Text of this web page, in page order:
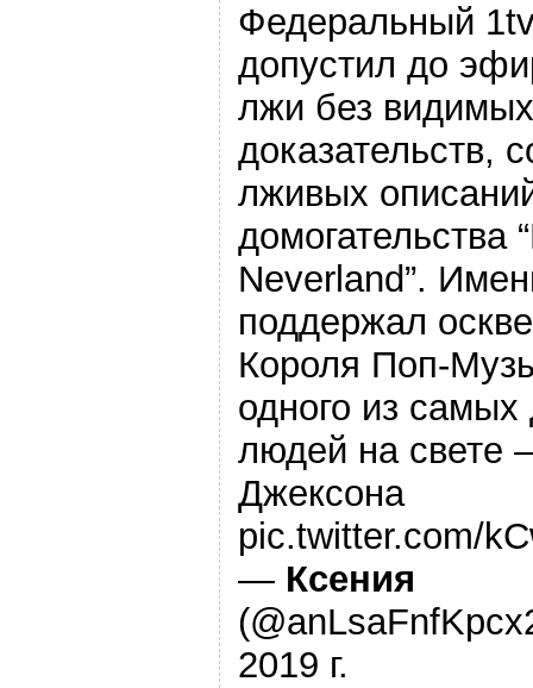
Федеральный
допустил до
лжи без видимых
доказательств,
лживых
домогательства
Neverland”.
поддержал
Короля Поп-
одного из
людей на свете
Джексона
pic.twitter.com/
— Ксения
2019 г.